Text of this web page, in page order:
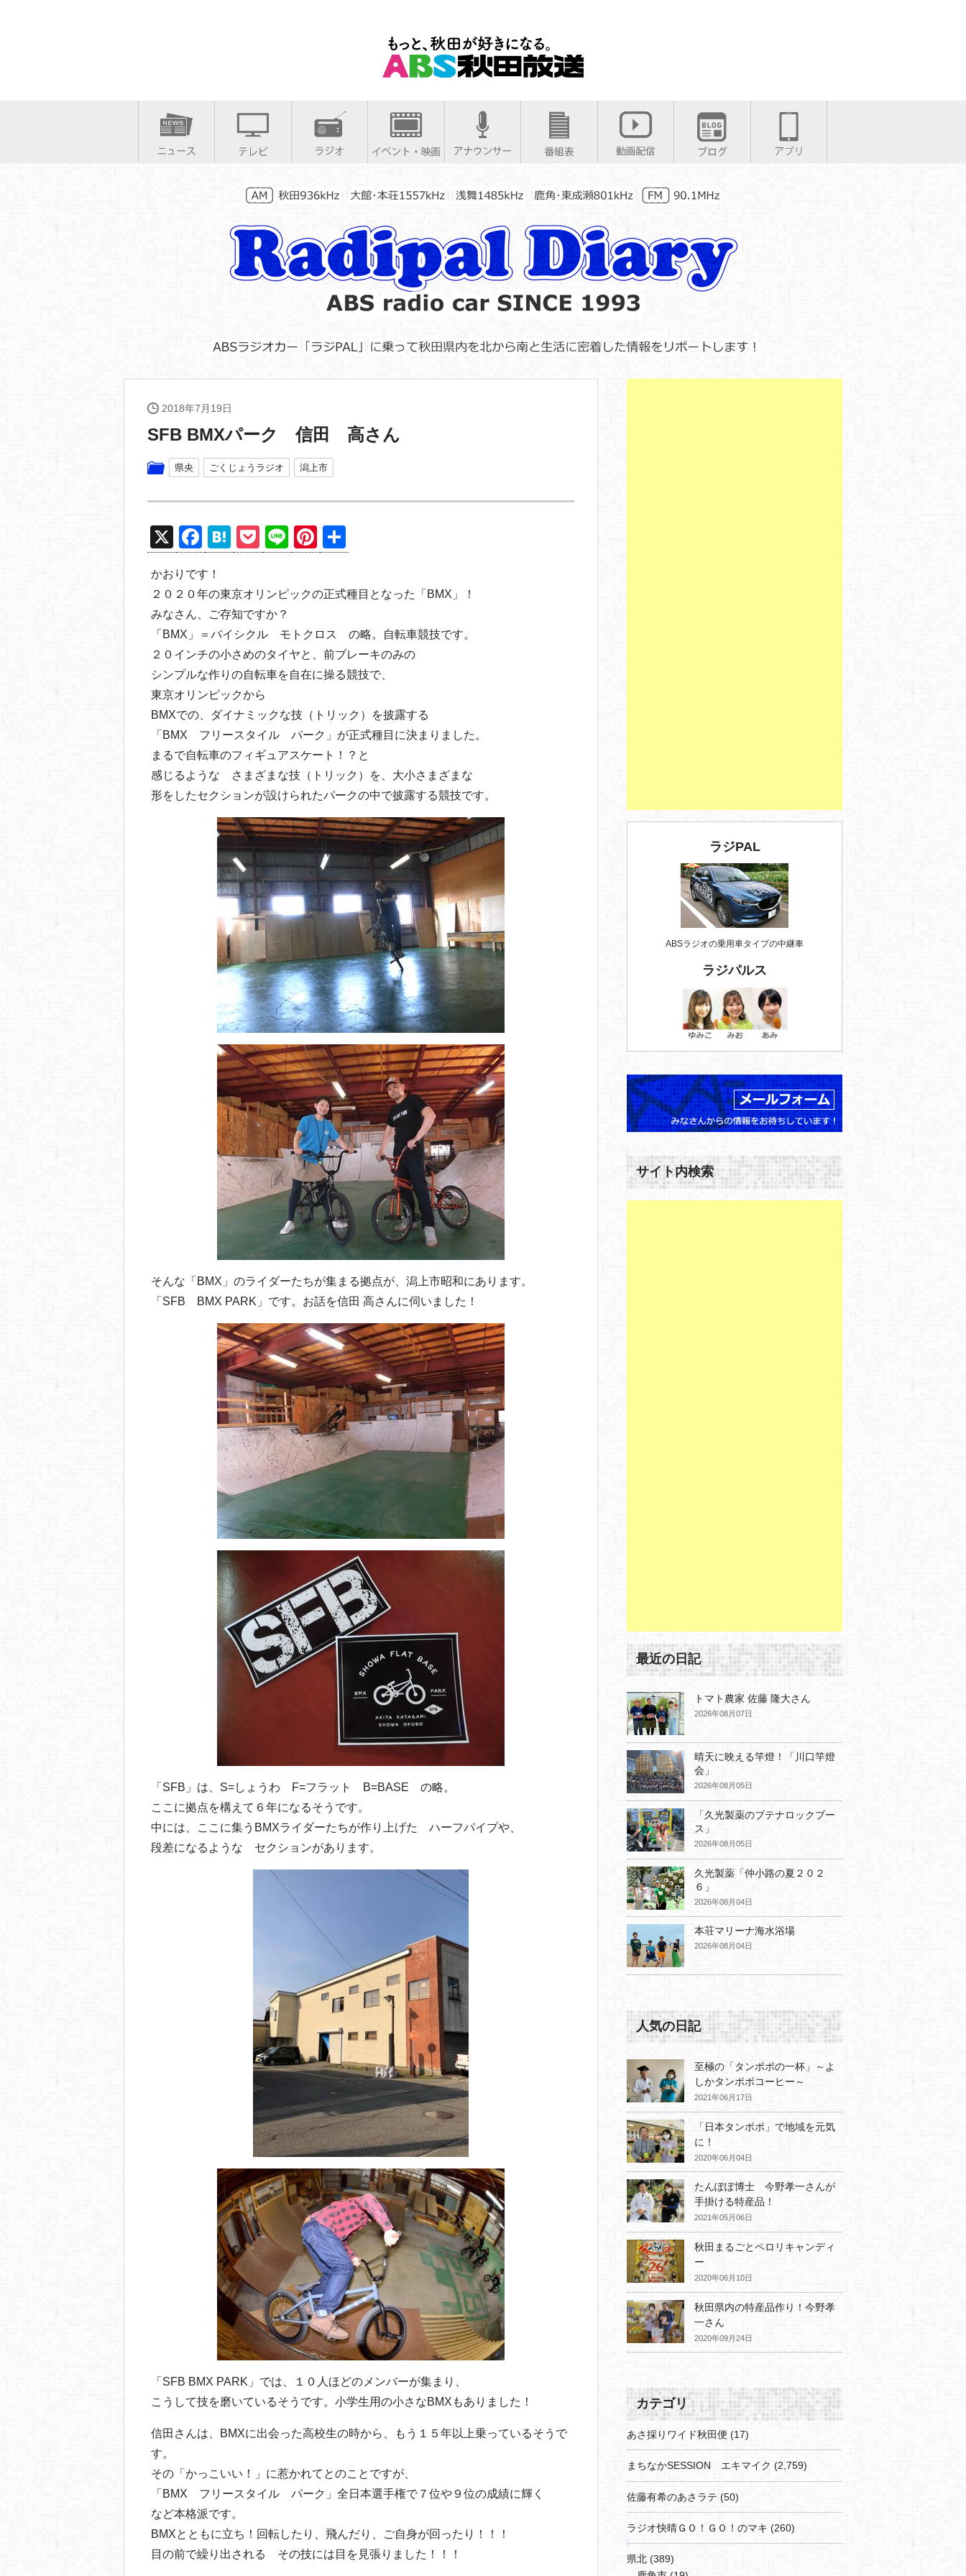
2018年7月19日
SFB BMXパーク 信田 高さん
県央 ごくじょうラジオ 潟上市
X
F
a
c
e
b
o
o
k
H
at
e
n
a
P
o
ck
et
Li
n
e
Pi
nt
er
e
st
有
かおりです！
２０２０年の東京オリンピックの正式種目となった「BMX」！
みなさん、ご存知ですか？
「BMX」＝バイシクル モトクロス の略。自転車競技です。
２０インチの小さめのタイヤと、前ブレーキのみの
シンプルな作りの自転車を自在に操る競技で、
東京オリンピックから
BMXでの、ダイナミックな技（トリック）を披露する
「BMX フリースタイル パーク」が正式種目に決まりました。
まるで自転車のフィギュアスケート！？と
感じるような さまざまな技（トリック）を、大小さまざまな
形をしたセクションが設けられたパークの中で披露する競技です。
そんな「BMX」のライダーたちが集まる拠点が、潟上市昭和にあります。
「SFB BMX PARK」です。お話を信田 高さんに伺いました！
「SFB」は、S=しょうわ F=フラット B=BASE の略。
ここに拠点を構えて６年になるそうです。
中には、ここに集うBMXライダーたちが作り上げた ハーフパイプや、
段差になるような セクションがあります。
「SFB BMX PARK」では、１０人ほどのメンバーが集まり、
こうして技を磨いているそうです。小学生用の小さなBMXもありました！
信田さんは、BMXに出会った高校生の時から、もう１５年以上乗っているそうで
す。
その「かっこいい！」に惹かれてとのことですが、
「BMX フリースタイル パーク」全日本選手権で７位や９位の成績に輝く
など本格派です。
BMXとともに立ち！回転したり、飛んだり、ご自身が回ったり！！！
目の前で繰り出される その技には目を見張りました！！！
ラジPAL
ABSラジオの乗用車タイプの中継車
ラジパルス
サイト内検索
最近の日記
トマト農家 佐藤 隆大さん
2026年08月07日
晴天に映える竿燈！「川口竿燈
会」
2026年08月05日
「久光製薬のブテナロックブー
ス」
2026年08月05日
久光製薬「仲小路の夏２０２
６」
2026年08月04日
本荘マリーナ海水浴場
2026年08月04日
人気の日記
至極の「タンポポの一杯」～よ
しかタンポポコーヒー～
2021年06月17日
「日本タンポポ」で地域を元気
に！
2020年06月04日
たんぽぽ博士 今野孝一さんが
手掛ける特産品！
2021年05月06日
秋田まるごとペロリキャンディ
ー
2020年06月10日
秋田県内の特産品作り！今野孝
一さん
2020年09月24日
カテゴリ
あさ採りワイド秋田便 (17)
まちなかSESSION エキマイク (2,759)
佐藤有希のあさラテ (50)
ラジオ快晴ＧＯ！ＧＯ！のマキ (260)
県北 (389)